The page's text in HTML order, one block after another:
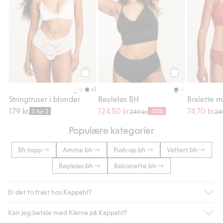
+1
Stringtruser i blonder
179 kr. 3 for 2
Bøyleløs BH
124,50 kr.249 kr. -50%
Bralette
74,70 kr.
Populære kategorier
Bh topp Amme bh Push-up bh
Vattert bh
Bøyleløs bh
Balconette bh
Er det fri frakt hos Kappahl?
Som medlem i Kappahl Club har du alltid gratis frakt til butikk,
Kan jeg betale med Klarna på Kappahl?